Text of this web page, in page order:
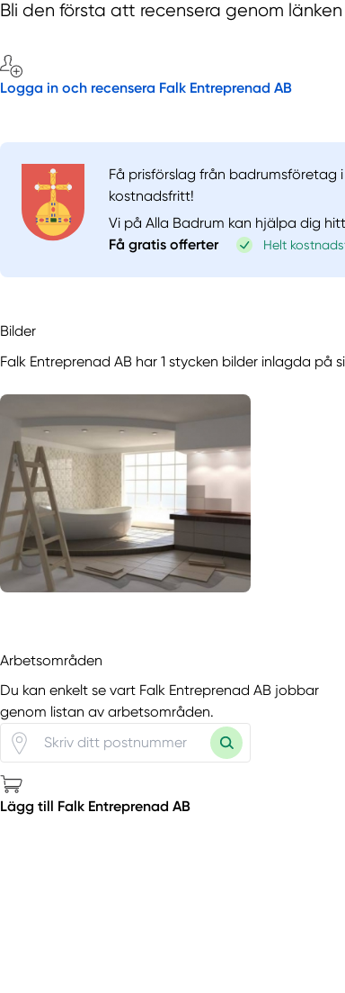
Bli den första att recensera genom
Logga in och recensera Falk Entreprenad AB
Få prisförslag från badrumsföretag
kostnadsfritt!
Vi på Alla Badrum kan hjälpa dig
Få gratis offerter
Helt
Bilder
Falk Entreprenad AB har 1 stycken bilder inlagda på
Arbetsområden
Du kan enkelt se vart Falk Entreprenad AB jobbar
genom listan av arbetsområden.
Lägg till Falk Entreprenad AB